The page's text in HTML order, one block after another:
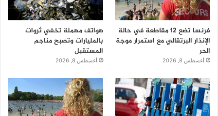
فرنسا تضع 12 مقاطعة في حالة
الإنذار البرتقالي مع استمرار موجة
الحر
أغسطس 8, 2026
هواتف مهملة تخفي ثروات
بالمليارات وتصبح مناجم
المستقبل
أغسطس 8, 2026